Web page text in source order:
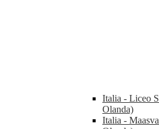
Italia - Liceo
Olanda)
Italia -